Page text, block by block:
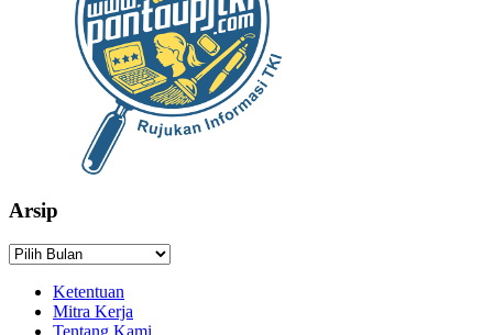
Arsip
Arsip
Ketentuan
Mitra Kerja